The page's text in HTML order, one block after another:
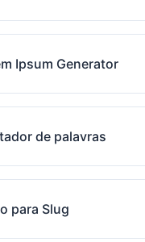
Ipsum Generator
de palavras
para Slug